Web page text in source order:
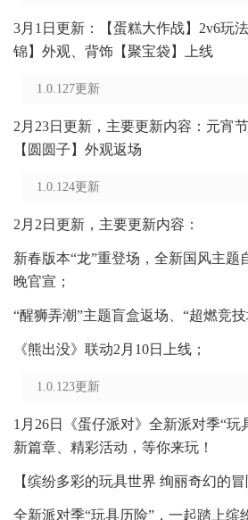
3月1日更新：【蛋糕大作战】2v6玩
锦】外观、背饰【聚宝袋】上线
1.0.127更新
2月23日更新，主要更新内容：元宵
【圆圆子】外观返场
1.0.124更新
2月2日更新，主要更新内容：
新春版本“龙”重登场，全新国风主题
晚官宣；
“醒狮弄潮”主题盲盒返场、“超燃竞技
《熊出没》联动2月10日上线；
1.0.123更新
1月26日《蛋仔派对》全新派对季“玩
新篇章、精彩活动，等你来玩！
【缤纷多彩的玩具世界 绚丽奇幻的冒
全新派对季“玩具历险”，一起踏上缤